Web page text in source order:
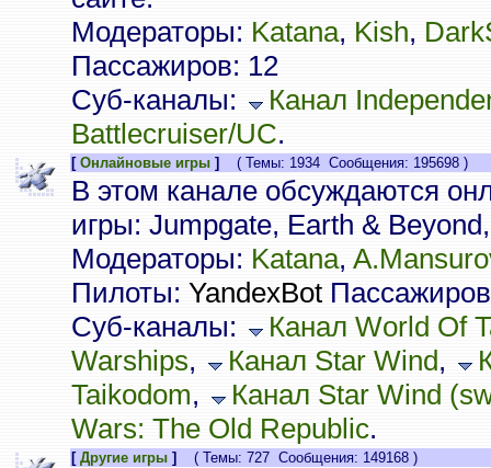
Модераторы: Katana, Kish,
Пассажиров: 12
Суб-каналы:
Канал
Battlecruiser/UC.
[ Онлайновые игры ] ( Темы: 1934 Сообщения: 195698 )
В этом канале обсуждаются
игры: Jumpgate, Earth &
Модераторы: Katana,
Пилоты: YandexBot
Суб-каналы:
Канал World Of
Warships, Канал Star Wind,
Taikodom,
Канал Star Wind
Wars: The Old Republic.
[ Другие игры ] ( Темы: 727 Сообщения: 149168 )